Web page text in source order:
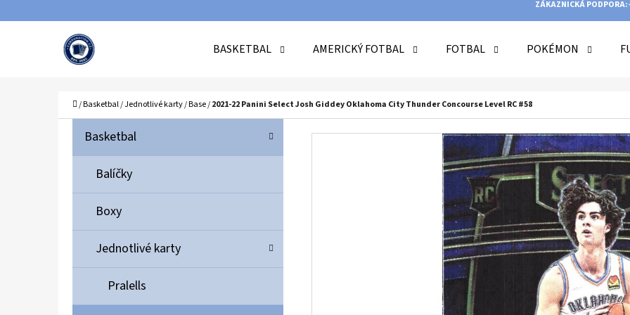
ZÁKAZNICKÁ PODPORA:
BASKETBAL AMERICKÝ FOTBAL FOTBAL POKÉMON
Domů
/Basketbal/Jednotlivé karty/Base/2021-22 Panini Select Josh Giddey Oklahoma City Thunder Concourse Level RC #58
Přeskočit
kategorie
K
T
G
R
E
Basketbal
Balíčky
Boxy
Jednotlivé karty
Pralells
Zpět
Zpět
HLEDAT
DOPORUČUJEME